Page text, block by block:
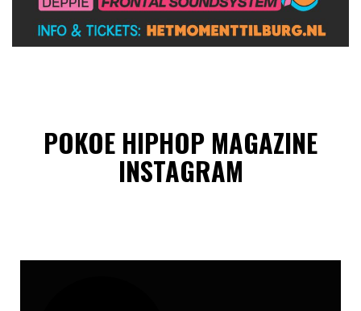
POKOE HIPHOP MAGAZINE
INSTAGRAM